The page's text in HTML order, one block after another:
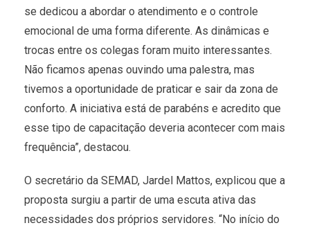
se dedicou a abordar o atendimento e o controle
emocional de uma forma diferente. As dinâmicas e
trocas entre os colegas foram muito interessantes.
Não ficamos apenas ouvindo uma palestra, mas
tivemos a oportunidade de praticar e sair da zona de
conforto. A iniciativa está de parabéns e acredito que
esse tipo de capacitação deveria acontecer com mais
frequência”, destacou.
O secretário da SEMAD, Jardel Mattos, explicou que a
proposta surgiu a partir de uma escuta ativa das
necessidades dos próprios servidores. “No início do